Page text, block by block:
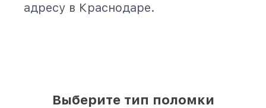
адресу в Краснодаре.
Выберите тип поломки